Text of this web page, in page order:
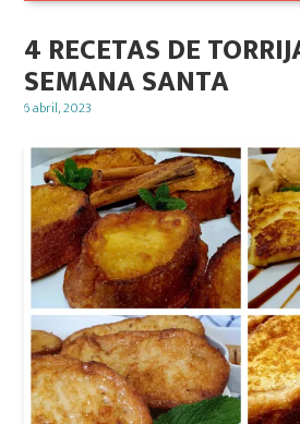
4 RECETAS DE
SEMANA SANTA
Posted
6 abril, 2023